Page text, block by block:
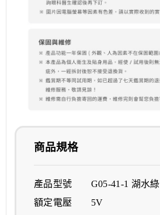
商品規格
產品型號 G05-41-1 湖水綠
額定電壓 5V